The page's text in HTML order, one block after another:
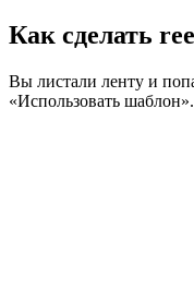
Как сделать
Вы листали ленту и
«Использовать шаблон».